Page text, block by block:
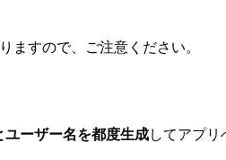
すので、ご注意ください。
ーザー名を都度生成してアプ